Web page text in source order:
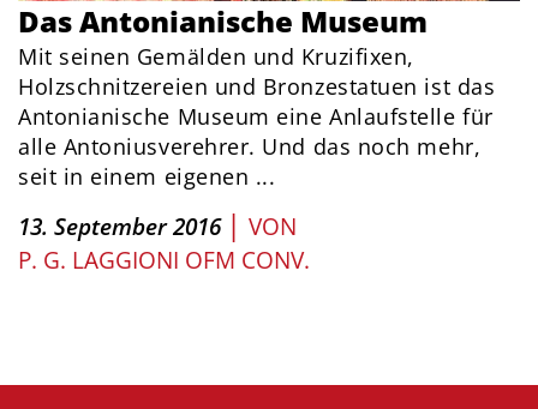
Das Antonianische Museum
Mit seinen Gemälden und Kruzifixen,
Holzschnitzereien und Bronzestatuen ist das
Antonianische Museum eine Anlaufstelle für
alle Antoniusverehrer. Und das noch mehr,
seit in einem eigenen ...
13. September 2016 | VON
P. G. LAGGIONI OFM CONV.